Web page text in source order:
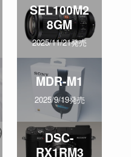
SEL100M2
8GM
2025/11/21発売
MDR-M1
2025/9/19発売
DSC-
RX1RM3